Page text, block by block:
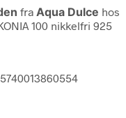
fra Aqua Dulce hos
100 nikkelfri 925